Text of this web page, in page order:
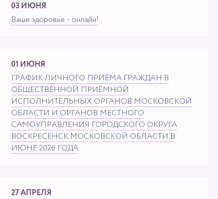
03 ИЮНЯ
Ваше здоровье - онлайн!
01 ИЮНЯ
ГРАФИК ЛИЧНОГО ПРИЁМА ГРАЖДАН В
ОБЩЕСТВЕННОЙ ПРИЁМНОЙ
ИСПОЛНИТЕЛЬНЫХ ОРГАНОВ МОСКОВСКОЙ
ОБЛАСТИ И ОРГАНОВ МЕСТНОГО
САМОУПРАВЛЕНИЯ ГОРОДСКОГО ОКРУГА
ВОСКРЕСЕНСК МОСКОВСКОЙ ОБЛАСТИ В
ИЮНЕ 2026 ГОДА
27 АПРЕЛЯ